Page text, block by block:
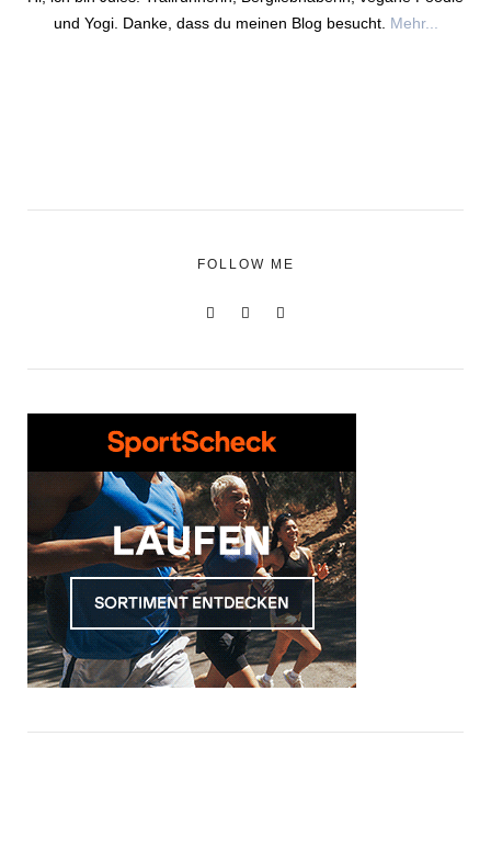
und Yogi. Danke, dass du meinen Blog besucht. Mehr...
FOLLOW ME